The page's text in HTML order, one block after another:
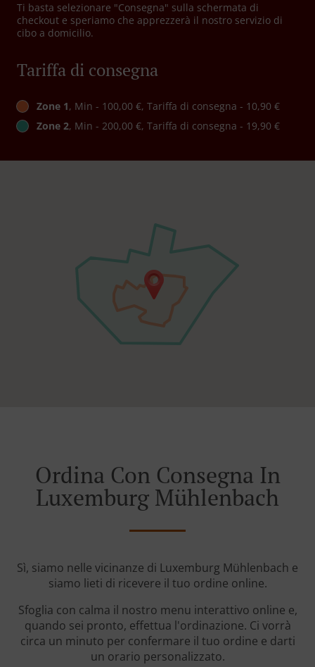
Ti basta selezionare "Consegna" sulla schermata di
checkout e speriamo che apprezzerà il nostro servizio di
cibo a domicilio.
Tariffa di consegna
Zone 1, Min - 100,00 €, Tariffa di consegna - 10,90 €
Zone 2, Min - 200,00 €, Tariffa di consegna - 19,90 €
Ordina Con Consegna In
Luxemburg Mühlenbach
Sì, siamo nelle vicinanze di Luxemburg Mühlenbach e
siamo lieti di ricevere il tuo ordine online.
Sfoglia con calma il nostro menu interattivo online e,
quando sei pronto, effettua l'ordinazione. Ci vorrà
circa un minuto per confermare il tuo ordine e darti
un orario personalizzato.